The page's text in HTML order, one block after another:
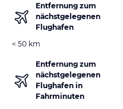
Entfernung zum
nächstgelegenen
Flughafen
< 50 km
Entfernung zum
nächstgelegenen
Flughafen in
Fahrminuten